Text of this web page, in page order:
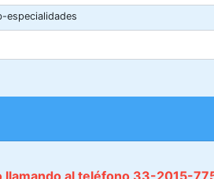
especialidades